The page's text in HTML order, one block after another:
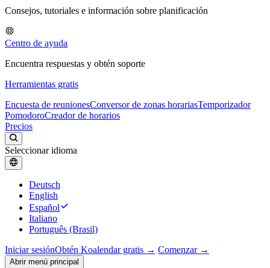
Consejos, tutoriales e información sobre planificación
Centro de ayuda
Encuentra respuestas y obtén soporte
Herramientas gratis
Encuesta de reunionesConversor de zonas horariasTemporizador
PomodoroCreador de horarios
Precios
Seleccionar idioma
Deutsch
English
Español
Italiano
Português (Brasil)
Iniciar sesiónObtén Koalendar gratis → Comenzar →
Abrir menú principal